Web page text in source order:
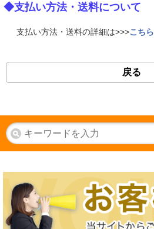
◆支払い方法・送料について
支払い方法・送料の詳細は>>>こちら
戻る